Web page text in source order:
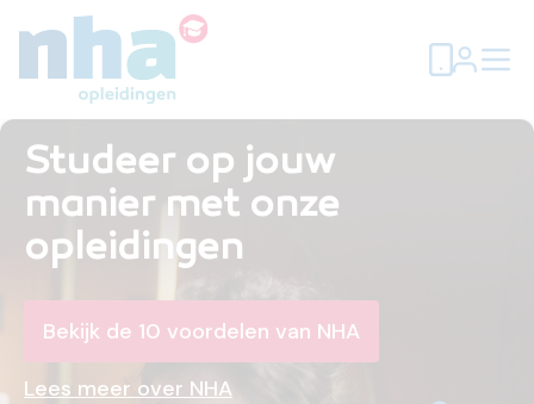
Studeer op jouw
manier met onze
opleidingen
Bekijk de 10 voordelen van NHA
Lees meer over NHA